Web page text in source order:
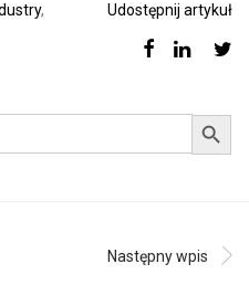
,
Udostępnij artykuł
Search Button
Następny wpis